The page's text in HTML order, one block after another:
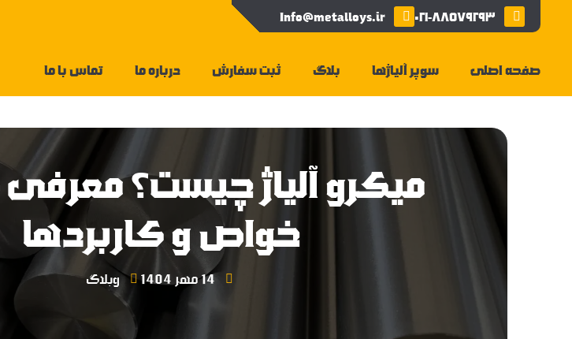
۰۲۱-۸۸۵۷۹۲۹۳ Info@metalloys.ir
صفحه اصلی سوپر آلیاژها بلاگ ثبت سفارش درباره ما تماس با ما
میکرو آلیاژ چیست؟
خواص و کاربردها
14 مهر 1404 وبلاگ